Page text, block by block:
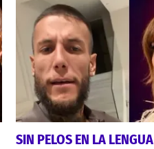
SIN PELOS EN LA LENGUA